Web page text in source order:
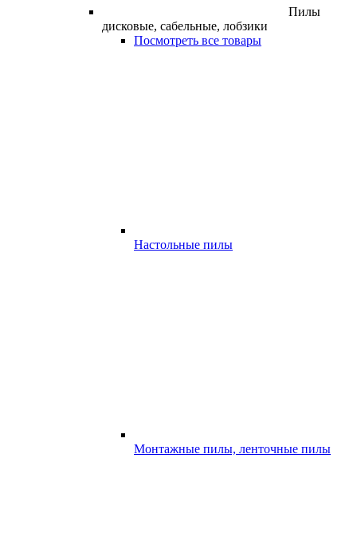
Пилы
дисковые, сабельные, лобзики
Посмотреть все товары
Настольные пилы
Монтажные пилы, ленточные пилы